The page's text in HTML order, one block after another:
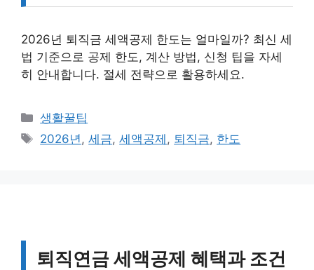
2026년 퇴직금 세액공제 한도는 얼마일까? 최신 세
법 기준으로 공제 한도, 계산 방법, 신청 팁을 자세
히 안내합니다. 절세 전략으로 활용하세요.
카
테
생활꿀팁
태
2026년,세금,세액공제 , 퇴직금, 한도
퇴직연금 세액공제 혜택과 조건